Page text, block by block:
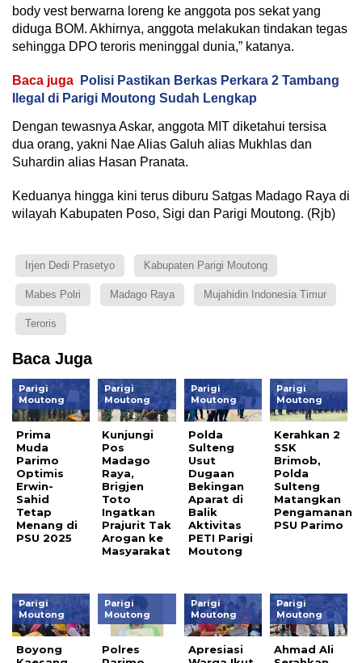
body vest berwarna loreng ke anggota pos sekat yang
diduga BOM. Akhirnya, anggota melakukan tindakan tegas
sehingga DPO teroris meninggal dunia,” katanya.
Baca juga
Polisi Pastikan Berkas Perkara 2 Tambang
Ilegal di Parigi Moutong Sudah Lengkap
Dengan tewasnya Askar, anggota MIT diketahui tersisa
dua orang, yakni Nae Alias Galuh alias Mukhlas dan
Suhardin alias Hasan Pranata.
Keduanya hingga kini terus diburu Satgas Madago Raya di
wilayah Kabupaten Poso, Sigi dan Parigi Moutong. (Rjb)
Irjen Dedi Prasetyo Kabupaten Parigi Moutong
Mabes Polri Madago Raya Mujahidin Indonesia Timur
Teroris
Baca Juga
Parigi
Moutong
Prima
Muda
Parimo
Optimis
Erwin-
Sahid
Tetap
Menang di
PSU 2025
Parigi
Moutong
Kunjungi
Pos
Madago
Raya,
Brigjen
Toto
Ingatkan
Prajurit Tak
Arogan ke
Masyarakat
Parigi
Moutong
Polda
Sulteng
Usut
Dugaan
Bekingan
Aparat di
Balik
Aktivitas
PETI Parigi
Moutong
Parigi
Moutong
Kerahkan 2
SSK
Brimob,
Polda
Sulteng
Matangkan
Pengamanan
PSU Parimo
Parigi
Moutong
Boyong
Parigi
Moutong
Polres
Parigi
Moutong
Apresiasi
Parigi
Moutong
Ahmad Ali